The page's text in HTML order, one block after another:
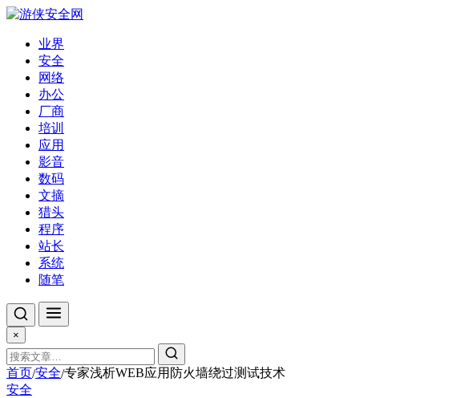
业界
安全
网络
办公
厂商
培训
应用
影音
数码
文摘
猎头
程序
站长
系统
随笔
×
首页/安全/专家浅析WEB应用防火墙绕过测试技术
安全